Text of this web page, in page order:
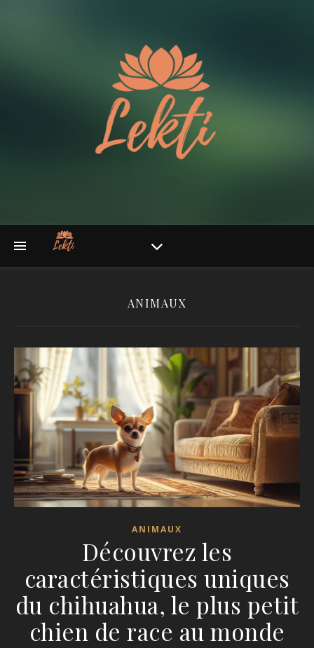
ANIMAUX
ANIMAUX
Découvrez les
caractéristiques uniques
du chihuahua, le plus petit
chien de race au monde